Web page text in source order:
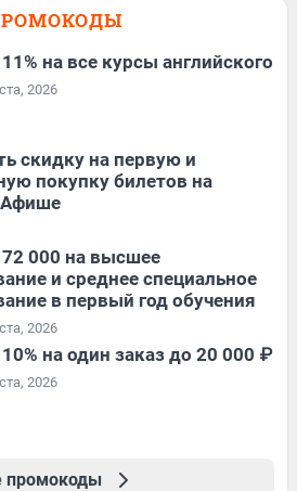
на все курсы английского
2026
скидку на первую и
покупку билетов на
000 на высшее
и среднее специальное
в первый год обучения
2026
на один заказ до 20 000 ₽
2026
промокоды